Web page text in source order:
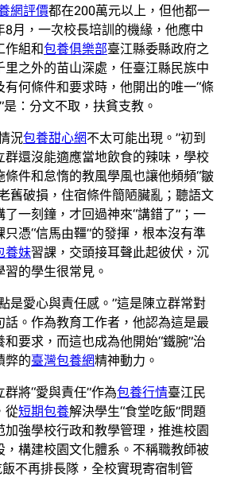
網評價都在200萬元以上，但他都一
8月，一次校長培訓的機緣，他應中
作組和包養俱樂部臺江縣委縣政府之
里之外的苗山深處，任臺江縣民族中
有何條件和要求時，他開出的唯一“條
”是：分文不取，扶貧支教。
況包養甜心網不太可能出現。”初到
群還沒能適應當地飲食的辣味，學校
條件和怠惰的教風學風也讓他頻頻“皺
舊破損，住宿條件簡陋臟亂；聽語文
一刻鐘，才回過神來“講錯了”；一
憑“信馬由韁”的發揮，根本沒有準
養妹習課，交頭接耳聲此起彼伏，沉
的學生很常見。
是愛心與責任感。”這是陳立群常對
話。作為教育工作者，他認為這是最
要求，而這也成為他開始“鐵腕”治
弊的臺灣包養網精神動力。
群將“愛與責任”作為包養行情臺江民
從短期包養解決學生“食堂吃飯”問題
加強學校行政和教學管理，推進校園
，構建校園文化體系。不稱職教師被
飯不再排長隊，全校實現寄宿制管